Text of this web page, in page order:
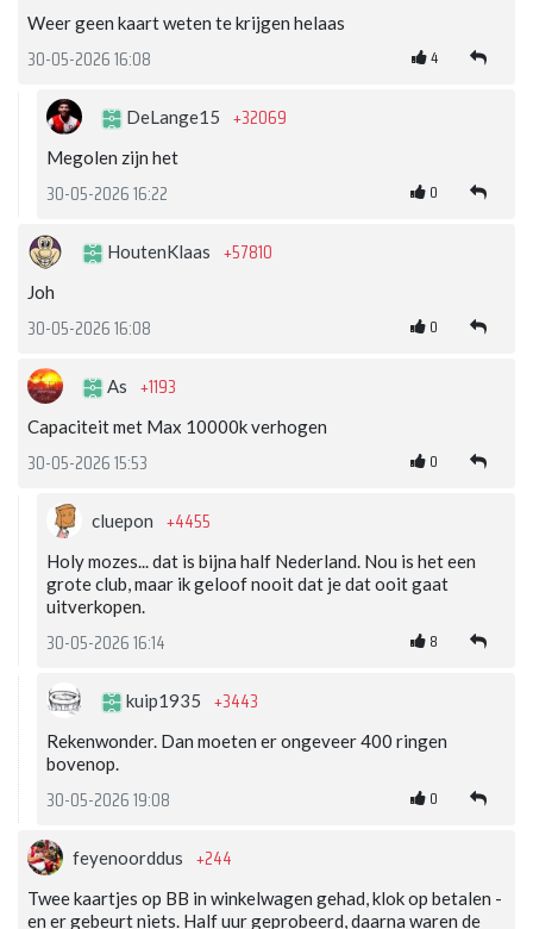
Weer geen kaart weten te krijgen helaas
30-05-2026 16:08 4
DeLange15 +32069
Megolen zijn het
30-05-2026 16:22 0
HoutenKlaas +57810
Joh
30-05-2026 16:08 0
As +1193
Capaciteit met Max 10000k verhogen
30-05-2026 15:53 0
cluepon +4455
Holy mozes... dat is bijna half Nederland. Nou is het een
grote club, maar ik geloof nooit dat je dat ooit gaat
uitverkopen.
30-05-2026 16:14 8
kuip1935 +3443
Rekenwonder. Dan moeten er ongeveer 400 ringen
bovenop.
30-05-2026 19:08 0
feyenoorddus +244
Twee kaartjes op BB in winkelwagen gehad, klok op betalen -
en er gebeurt niets. Half uur geprobeerd, daarna waren de